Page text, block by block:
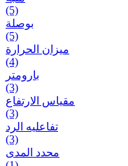
(5)
بوصلة
(5)
ميزان الحرارة
(4)
بارومتر
(3)
مقياس الارتفاع
(3)
تفاعلیه الرد
(3)
محدد المدى